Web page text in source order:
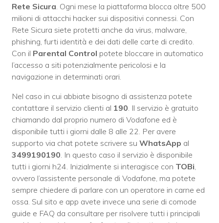
Rete Sicura . Ogni mese la piattaforma blocca oltre 500
milioni di attacchi hacker sui dispositivi connessi. Con
Rete Sicura siete protetti anche da virus, malware,
phishing, furti identità e dei dati delle carte di credito.
Con il Parental Control potete bloccare in automatico
l’accesso a siti potenzialmente pericolosi e la
navigazione in determinati orari.
Nel caso in cui abbiate bisogno di assistenza potete
contattare il servizio clienti al 190 . Il servizio è gratuito
chiamando dal proprio numero di Vodafone ed è
disponibile tutti i giorni dalle 8 alle 22. Per avere
supporto via chat potete scrivere su WhatsApp al
3499190190 . In questo caso il servizio è disponibile
tutti i giorni h24. Inizialmente si interagisce con TOBi
ovvero l’assistente personale di Vodafone, ma potete
sempre chiedere di parlare con un operatore in carne ed
ossa. Sul sito e app avete invece una serie di comode
guide e FAQ da consultare per risolvere tutti i principali